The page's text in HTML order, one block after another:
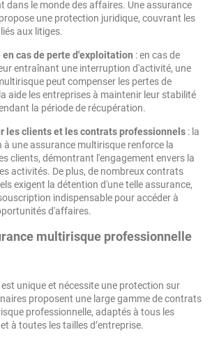
dans le monde des affaires. Une assurance
une protection juridique, couvrant les
aux litiges.
en cas de perte d'exploitation : en cas de
entraînant une interruption d'activité, une
peut compenser les pertes de
aide les entreprises à maintenir leur stabilité
la période de récupération.
les clients et les contrats professionnels : la
à une assurance multirisque renforce la
clients, démontrant l'engagement envers la
activités. De plus, de nombreux contrats
exigent la détention d'une telle assurance,
indispensable pour accéder à
d'affaires.
multirisque professionnelle
unique et nécessite une protection sur
proposent une large gamme de contrats
professionnelle, adaptés à tous les
à toutes les tailles d’entreprise.